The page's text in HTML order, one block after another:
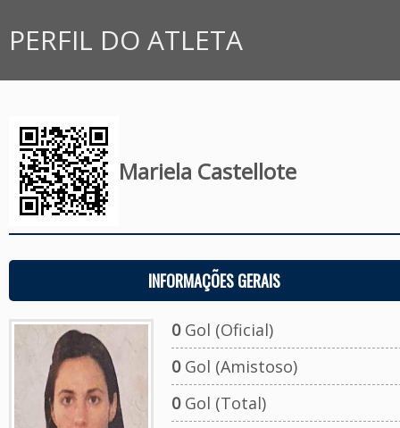
PERFIL DO ATLETA
Mariela Castellote
INFORMAÇÕES GERAIS
0Gol (Oficial)
0Gol (Amistoso)
0Gol (Total)